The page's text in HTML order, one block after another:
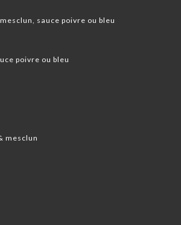
sauce poivre ou bleu
poivre ou bleu
mesclun